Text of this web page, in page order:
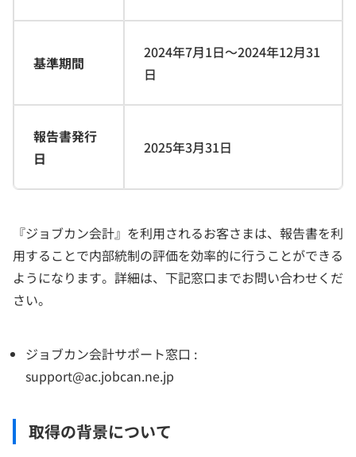
基準期間
2024年7月1日～2024年12月31
日
報告書発行
日
2025年3月31日
『ジョブカン会計』を利用されるお客さまは、報告書を利
用することで内部統制の評価を効率的に行うことができる
ようになります。詳細は、下記窓口までお問い合わせくだ
さい。
ジョブカン会計サポート窓口 :
support@ac.jobcan.ne.jp
取得の背景について